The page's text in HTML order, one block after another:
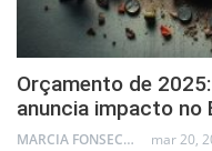
Orçamento de
anuncia impacto no
MARCIA FONSECA - FINANCIAL CONSULTANT mar 20,